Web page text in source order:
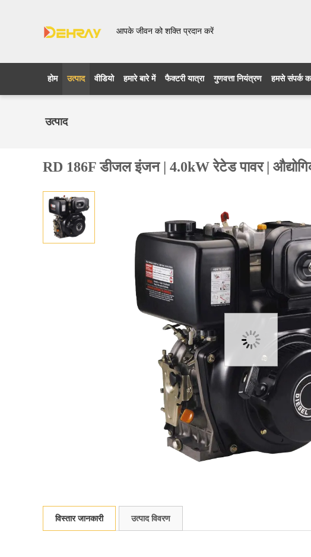
आपके जीवन को शक्ति प्रदान करें
होम उत्पाद वीडियो हमारे बारे में फैक्टरी यात्रा गुणवत्ता नियंत्रण हमसे संपर्क
उत्पाद
RD 186F डीजल इंजन | 4.0kW रेटेड पावर |
विस्तार जानकारी उत्पाद विवरण